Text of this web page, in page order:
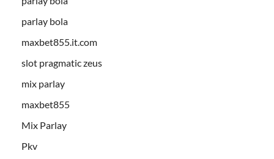
parlay bola
maxbet855.it.com
slot pragmatic zeus
mix parlay
maxbet855
Mix Parlay
Pkv